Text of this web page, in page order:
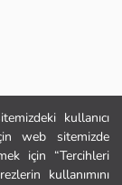
kullanıcı
web sitemizde
için “Tercihleri
kullanımını